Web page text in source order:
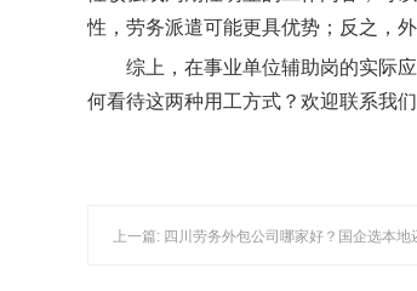
性，劳务派遣可能更具优势；反之，
综上，在事业单位辅助岗的实际
何看待这两种用工方式？欢迎联系我们
上一篇: 四川劳务外包公司哪家好？国企选本地